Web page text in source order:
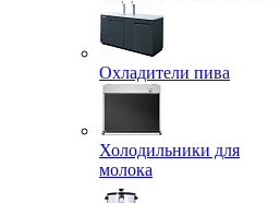
Охладители пива
Холодильники для
молока